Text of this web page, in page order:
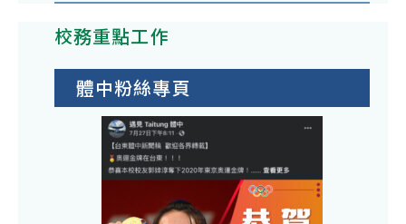
校務重點工作
體中粉絲專頁